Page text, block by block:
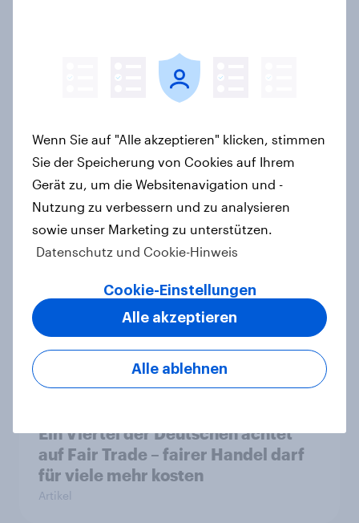
Jahr 2026 personalisierte Werbung
wahrnehmen
Debt, Savings & Investment Report
2026 – Deutschland
Report
Ökostromer: Offenheit für „grüne
Zukunft“ trifft auf starke
Preissensibilität
Artikel
Ein Viertel der Deutschen achtet
auf Fair Trade – fairer Handel darf
für viele mehr kosten
Artikel
Wenn Sie auf "Alle akzeptieren" klicken, stimmen
Sie der Speicherung von Cookies auf Ihrem
Gerät zu, um die Websitenavigation und -
Nutzung zu verbessern und zu analysieren
sowie unser Marketing zu unterstützen.
Datenschutz und Cookie-Hinweis
Cookie-Einstellungen
Alle ablehnen
Alle akzeptieren